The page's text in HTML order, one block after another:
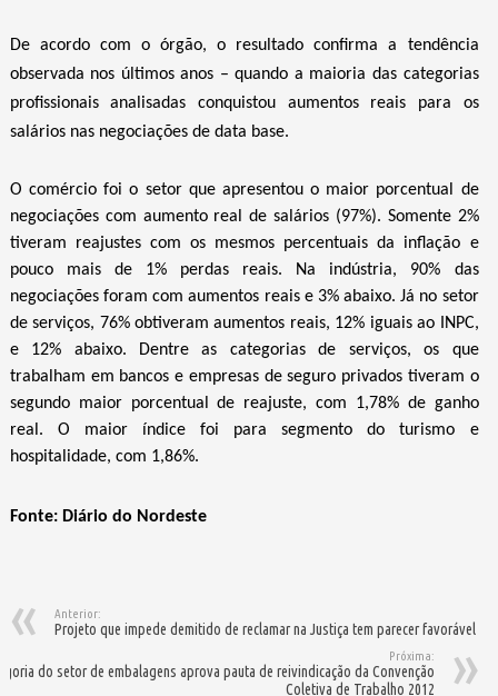
De acordo com o órgão, o resultado confirma a tendência
observada nos últimos anos – quando a maioria das categorias
profissionais analisadas conquistou aumentos reais para os
salários nas negociações de data base.
O comércio foi o setor que apresentou o maior porcentual de
negociações com aumento real de salários (97%). Somente 2%
tiveram reajustes com os mesmos percentuais da inflação e
pouco mais de 1% perdas reais. Na indústria, 90% das
negociações foram com aumentos reais e 3% abaixo. Já no setor
de serviços, 76% obtiveram aumentos reais, 12% iguais ao INPC,
e 12% abaixo. Dentre as categorias de serviços, os que
trabalham em bancos e empresas de seguro privados tiveram o
segundo maior porcentual de reajuste, com 1,78% de ganho
real. O maior índice foi para segmento do turismo e
hospitalidade, com 1,86%.
Fonte: Diário do Nordeste
Anterior:
Projeto que impede demitido de reclamar na Justiça tem parecer favorável
Próxima:
do setor de embalagens aprova pauta de reivindicação da Convenção
Coletiva de Trabalho 2012